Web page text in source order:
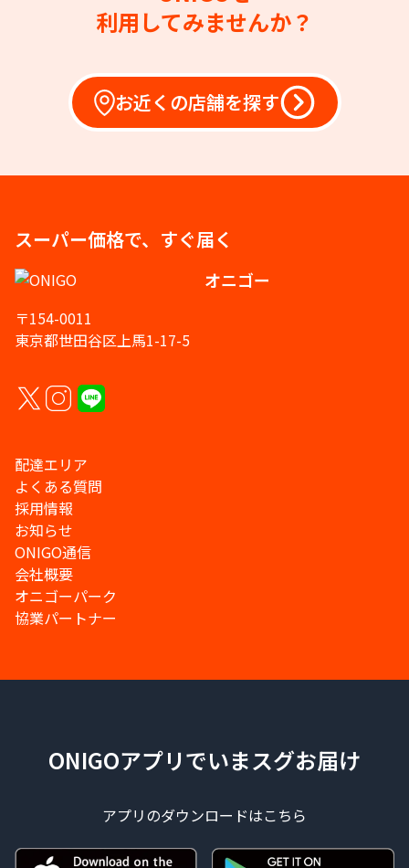
利用してみませんか？
お近くの店舗を探す
スーパー価格で、すぐ届く
オニゴー
〒154-0011
東京都世田谷区上馬1-17-5
配達エリア
よくある質問
採用情報
お知らせ
ONIGO通信
会社概要
オニゴーパーク
協業パートナー
ONIGOアプリでいまスグお届け
アプリのダウンロードはこちら